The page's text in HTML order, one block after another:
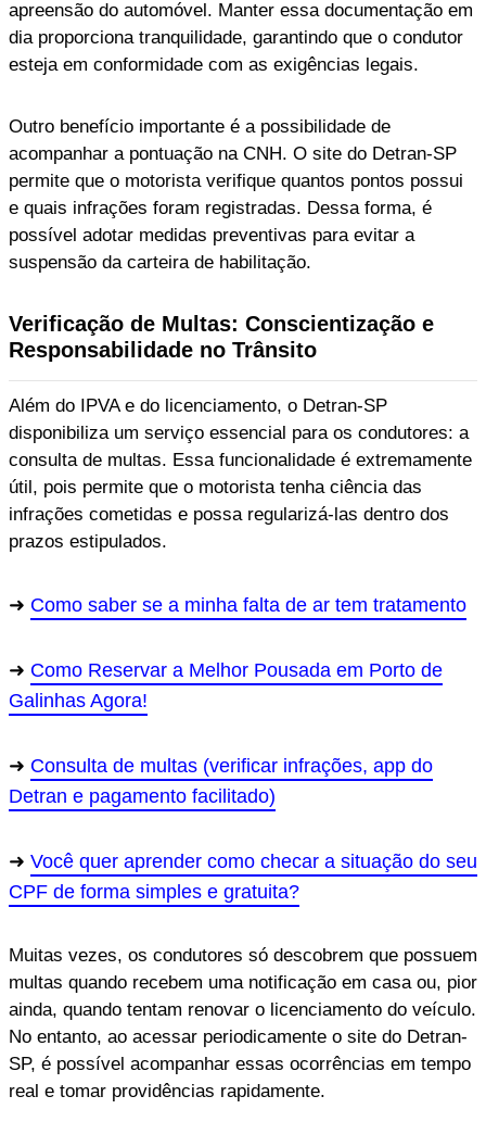
apreensão do automóvel. Manter essa documentação em
dia proporciona tranquilidade, garantindo que o condutor
esteja em conformidade com as exigências legais.
Outro benefício importante é a possibilidade de
acompanhar a pontuação na CNH. O site do Detran-SP
permite que o motorista verifique quantos pontos possui
e quais infrações foram registradas. Dessa forma, é
possível adotar medidas preventivas para evitar a
suspensão da carteira de habilitação.
Verificação de Multas: Conscientização e
Responsabilidade no Trânsito
Além do IPVA e do licenciamento, o Detran-SP
disponibiliza um serviço essencial para os condutores: a
consulta de multas. Essa funcionalidade é extremamente
útil, pois permite que o motorista tenha ciência das
infrações cometidas e possa regularizá-las dentro dos
prazos estipulados.
Como saber se a minha falta de ar tem tratamento
Como Reservar a Melhor Pousada em Porto de
Galinhas Agora!
Consulta de multas (verificar infrações, app do
Detran e pagamento facilitado)
Você quer aprender como checar a situação do seu
CPF de forma simples e gratuita?
Muitas vezes, os condutores só descobrem que possuem
multas quando recebem uma notificação em casa ou, pior
ainda, quando tentam renovar o licenciamento do veículo.
No entanto, ao acessar periodicamente o site do Detran-
SP, é possível acompanhar essas ocorrências em tempo
real e tomar providências rapidamente.